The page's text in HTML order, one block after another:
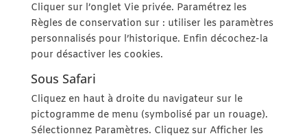
Cliquer sur l’onglet Vie privée. Paramétrez les
Règles de conservation sur : utiliser les paramètres
personnalisés pour l’historique. Enfin décochez-la
pour désactiver les cookies.
Sous Safari
Cliquez en haut à droite du navigateur sur le
pictogramme de menu (symbolisé par un rouage).
Sélectionnez Paramètres. Cliquez sur Afficher les